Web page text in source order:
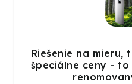
Riešenie na mieru,
špeciálne ceny -